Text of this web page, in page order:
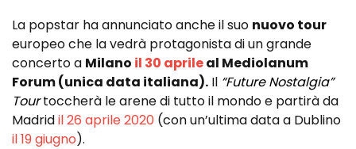
La popstar ha annunciato anche il suo nuovo tour
europeo che la vedrà protagonista di un grande
concerto a Milano il 30 aprileal Mediolanum
Forum (unica data italiana). Il “Future Nostalgia”
Tourtoccherà le arene di tutto il mondo e partirà da
Madridil 26 aprile 2020 (con un’ultima data a Dublino
il 19 giugno).